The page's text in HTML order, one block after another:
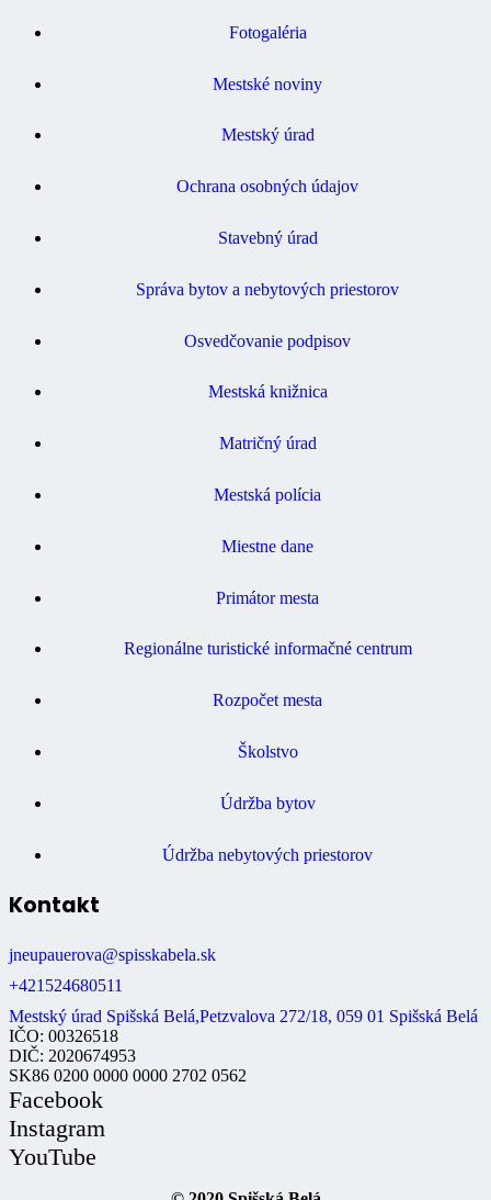
Fotogaléria
Mestské noviny
Mestský úrad
Ochrana osobných údajov
Stavebný úrad
Správa bytov a nebytových priestorov
Osvedčovanie podpisov
Mestská knižnica
Matričný úrad
Mestská polícia
Miestne dane
Primátor mesta
Regionálne turistické informačné centrum
Rozpočet mesta
Školstvo
Údržba bytov
Údržba nebytových priestorov
Kontakt
jneupauerova@spisskabela.sk
+421524680511
Mestský úrad Spišská Belá,Petzvalova 272/18, 059 01 Spišská Belá
IČO: 00326518
DIČ: 2020674953
SK86 0200 0000 0000 2702 0562
Facebook
Instagram
YouTube